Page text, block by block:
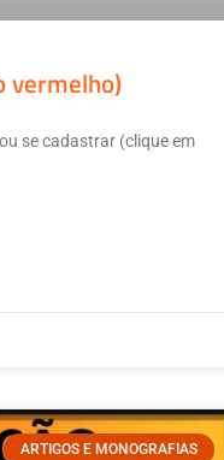
vermelho)
se cadastrar (clique em
ARTIGOS E MONOGRAFIAS